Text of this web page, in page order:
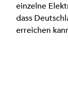
einzelne
dass
erreichen